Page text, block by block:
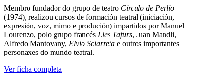
Membro fundador do grupo de teatro Círculo de Perlío
(1974), realizou cursos de formación teatral (iniciación,
expresión, voz, mimo e produción) impartidos por Manuel
Lourenzo, polo grupo francés Lles Tafurs, Juan Mandli,
Alfredo Mantovany, Elvio Sciarreta e outros importantes
personaxes do mundo teatral.
Ver ficha completa